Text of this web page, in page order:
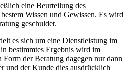
eine Beurteilung des
Wissen und Gewissen. Es wird
geschuldet.
es sich um eine Dienstleistung im
bestimmtes Ergebnis wird im
der Beratung dagegen nur dann
und der Kunde dies ausdrücklich